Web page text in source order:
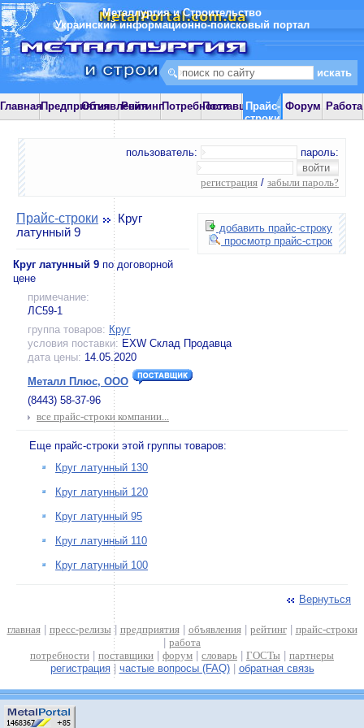
Металлургия и Строительство
Украинский информационно-поисковый портал
ГлавнаяПредприятияОбъявления
РейтингПотребностиПоставщики
Прайс-
строки
Форум Работа
пользователь: пароль:
регистрация / забыли пароль?
добавить прайс-строку
просмотр прайс-строк
Прайс-строки
Круг
латунный 9
Круг латунный 9 по договорной
цене
примечание:
ЛС59-1
группа товаров: Круг
условия поставки: EXW Склад Продавца
дата цены: 14.05.2020
Металл Плюс, ООО
(8443) 58-37-96
все прайс-строки компании...
Еще прайс-строки этой группы товаров:
Круг латунный 130
Круг латунный 120
Круг латунный 95
Круг латунный 110
Круг латунный 100
Вернуться
главная| пресс-релизы | предприятия| объявления| рейтинг| прайс-строки
работа
потребности
поставщики форум словарь ГОСТы
партнеры
регистрация| частые вопросы (FAQ)| обратная связь